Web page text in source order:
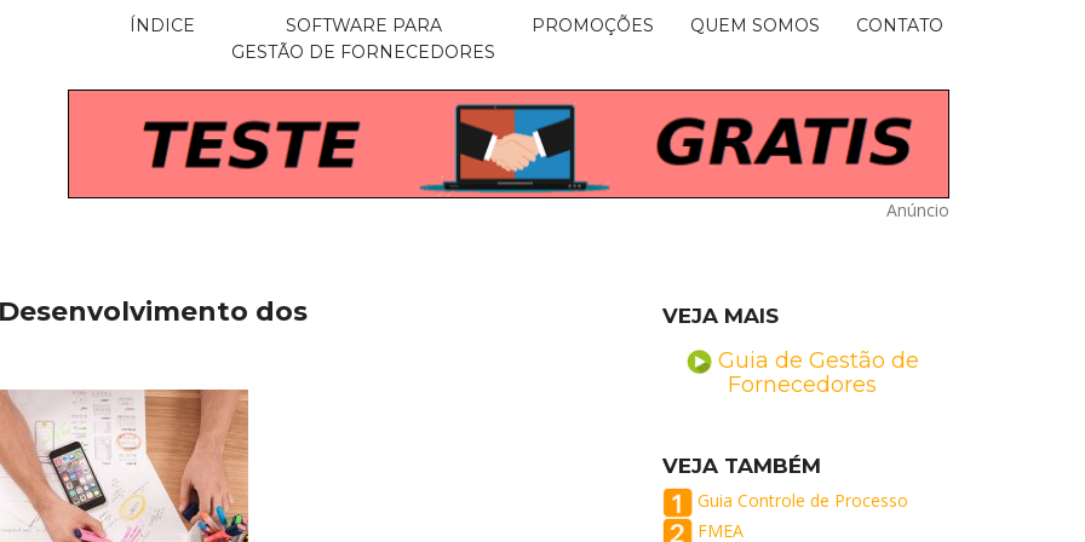
ÍNDICE
SOFTWARE PARA
GESTÃO DE FORNECEDORES
PROMOÇÕES QUEM SOMOS CONTATO
Anúncio
dos
VEJA MAIS
Guia de Gestão de
Fornecedores
VEJA TAMBÉM
Guia Controle de Processo
FMEA